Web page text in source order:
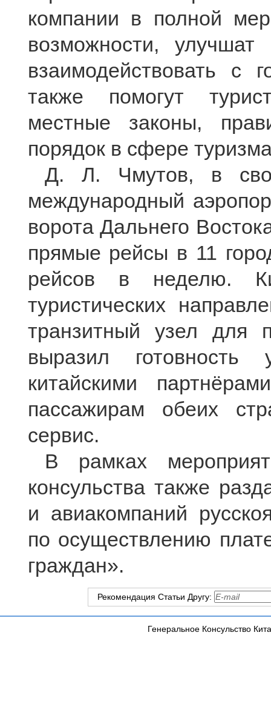
компании в полной
возможности,
взаимодействовать с
также помогут
местные законы,
порядок в сфере
Д. Л. Чмутов, в
международный
ворота Дальнего
прямые рейсы в 11
рейсов в неделю.
туристических
транзитный узел для
выразил готовность
китайскими
пассажирам обеих
сервис.
В рамках
консульства также
и авиакомпаний
по осуществлению
граждан».
Рекомендация Статьи Другу:
Генеральное Консульство